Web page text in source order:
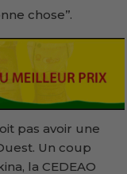
chose’’.
pas avoir une
Un coup
la CEDEAO